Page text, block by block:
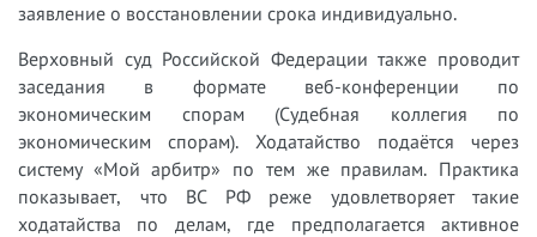
заявление о восстановлении срока индивидуально.
Верховный суд Российской Федерации также проводит
заседания в формате веб-конференции по
экономическим спорам (Судебная коллегия по
экономическим спорам). Ходатайство подаётся через
систему «Мой арбитр» по тем же правилам. Практика
показывает, что ВС РФ реже удовлетворяет такие
ходатайства по делам, где предполагается активное